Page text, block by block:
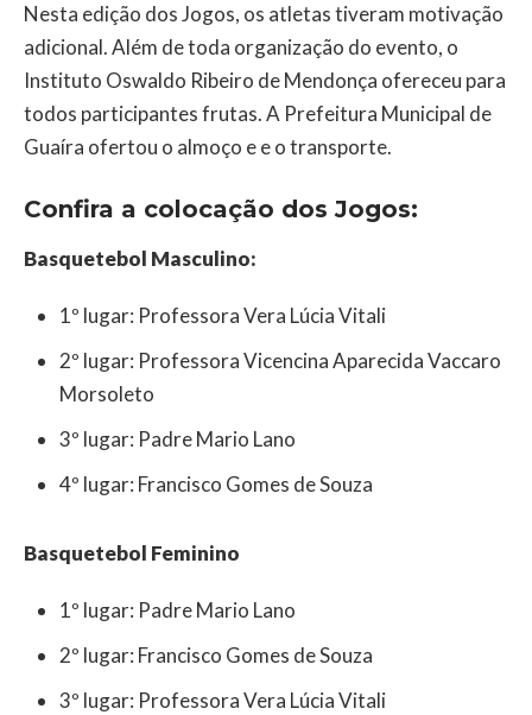
Nesta edição dos Jogos, os atletas tiveram motivação
adicional. Além de toda organização do evento, o
Instituto Oswaldo Ribeiro de Mendonça ofereceu para
todos participantes frutas. A Prefeitura Municipal de
Guaíra ofertou o almoço e e o transporte.
Confira a colocação dos Jogos:
Basquetebol Masculino:
1º lugar: Professora Vera Lúcia Vitali
2º lugar: Professora Vicencina Aparecida Vaccaro
Morsoleto
3º lugar: Padre Mario Lano
4º lugar: Francisco Gomes de Souza
Basquetebol Feminino
1º lugar: Padre Mario Lano
2º lugar: Francisco Gomes de Souza
3º lugar: Professora Vera Lúcia Vitali